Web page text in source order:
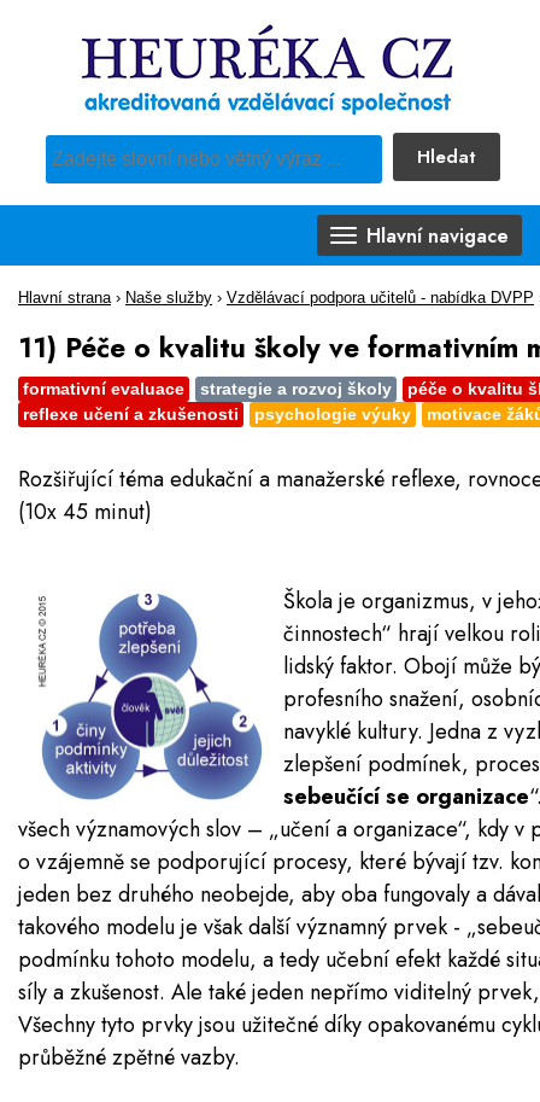
Hledat
Pro vyhledávání obsahu webu použijte předdefinovaný výběr
Hlavní navigace
Hlavní strana › Naše služby › Vzdělávací podpora učitelů - nabídka DVPP
11) Péče o kvalitu školy ve formativním
formativní evaluace strategie a rozvoj školy
péče o kvalitu
reflexe učení a zkušenosti
psychologie výuky motivace
Rozšiřující téma edukační a manažerské reflexe,
(10x 45 minut)
Škola je organizmus, v
činnostech“ hrají velkou
lidský faktor. Obojí může
profesního snažení,
navyklé kultury. Jedna z
zlepšení podmínek,
sebeučící se organizace
všech významových slov – „učení a organizace“, kdy
o vzájemně se podporující procesy, které bývají tzv.
jeden bez druhého neobejde, aby oba fungovaly a
takového modelu je však další významný prvek -
podmínku tohoto modelu, a tedy učební efekt každé
síly a zkušenost. Ale také jeden nepřímo viditelný
Všechny tyto prvky jsou užitečné díky opakovanému
průběžné zpětné vazby.